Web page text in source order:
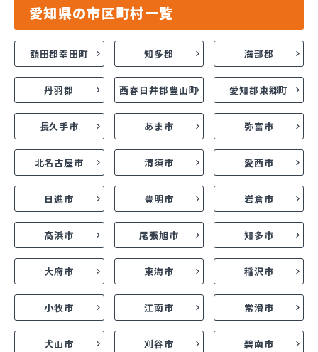
愛知県の市区町村一覧
額田郡幸田町 知多郡 海部郡
丹羽郡 西春日井郡豊山町 愛知郡東郷町
長久手市 あま市 弥富市
北名古屋市 清須市 愛西市
日進市 豊明市 岩倉市
高浜市 尾張旭市 知多市
大府市 東海市 稲沢市
小牧市 江南市 常滑市
犬山市 刈谷市 碧南市